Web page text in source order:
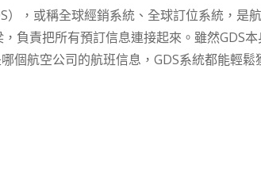
，或稱全球經銷系統、全球訂位系統，是
負責把所有預訂信息連接起來。雖然GDS
個航空公司的航班信息，GDS系統都能輕